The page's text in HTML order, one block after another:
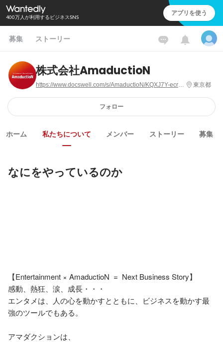
400万人が利用するビジネスSNS アプリを使う
募集 ストーリー
株式会社AmaductioN
https://www.docswell.com/s/AmaductioN/KQXJ7Y-ecruitment-pitch_2025/1 東京都
フォロー
ホーム 私たちについて メンバー ストーリー 募集
なにをやっているのか
【Entertainment × AmaductioN  =  Next Business Story】
感動、熱狂、涙、成長・・・
エンタメは、人の心を動かすとともに、ビジネスを動かす最
強のツールでもある。
アマダクションは、